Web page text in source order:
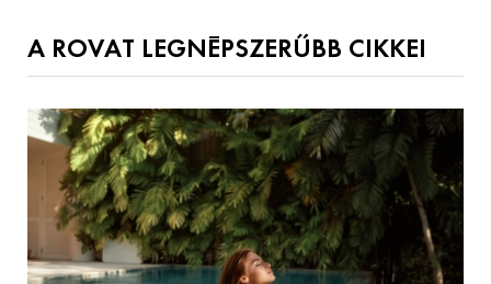
A ROVAT LEGNÉPSZERŰBB CIKKEI